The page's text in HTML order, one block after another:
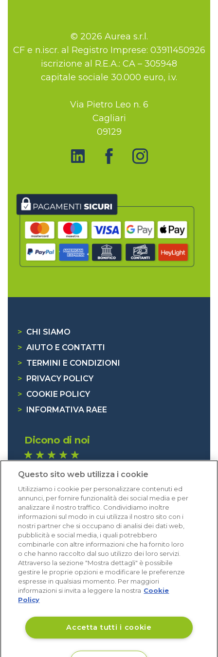
© 2026 Aurea s.r.l.
CF e n.iscr. al Registro Imprese: 03911450926
iscrizione al R.E.A.: CA – 305948
capitale sociale 30.000 euro, i.v.
Via Pietro Leo n. 6
Cagliari
09129
> CHI SIAMO
> AIUTO E CONTATTI
> TERMINI E CONDIZIONI
>
PRIVACY POLICY
> COOKIE POLICY
>
INFORMATIVA RAEE
Dicono di noi
Eccellente (4,8)
Acquisti verificati
Questo sito web utilizza i cookie
Utilizziamo i cookie per personalizzare contenuti ed
annunci, per fornire funzionalità dei social media e per
analizzare il nostro traffico. Condividiamo inoltre
informazioni sul modo in cui utilizza il nostro sito con i
nostri partner che si occupano di analisi dei dati web,
pubblicità e social media, i quali potrebbero
combinarle con altre informazioni che ha fornito loro
o che hanno raccolto dal suo utilizzo dei loro servizi.
Attraverso la sezione "Mostra dettagli" è possibile
gestire le proprie opzioni e modificare le preferenze
espresse in qualsiasi momento. Per maggiori
informazioni si invita a leggere la nostra Cookie
Policy
Accetta tutti i cookie